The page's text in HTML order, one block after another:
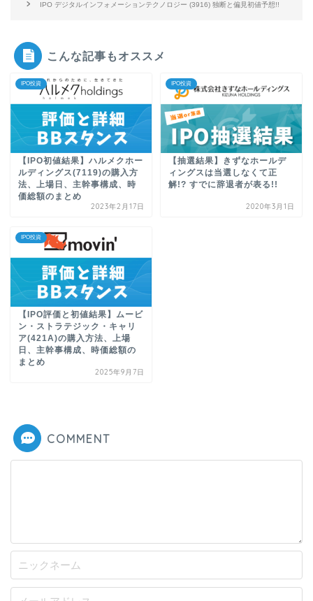
IPO デジタルインフォメーションテクノロジー (3916) 独断と偏見初値予想!!
こんな記事もオススメ
IPO投資
【IPO初値結果】ハルメクホー
ルディングス(7119)の購入方
法、上場日、主幹事構成、時
価総額のまとめ
2023年2月17日
IPO投資
【抽選結果】きずなホールデ
ィングスは当選しなくて正
解!? すでに辞退者が表る!!
2020年3月1日
IPO投資
【IPO評価と初値結果】ムービ
ン・ストラテジック・キャリ
ア(421A)の購入方法、上場
日、主幹事構成、時価総額の
まとめ
2025年9月7日
COMMENT